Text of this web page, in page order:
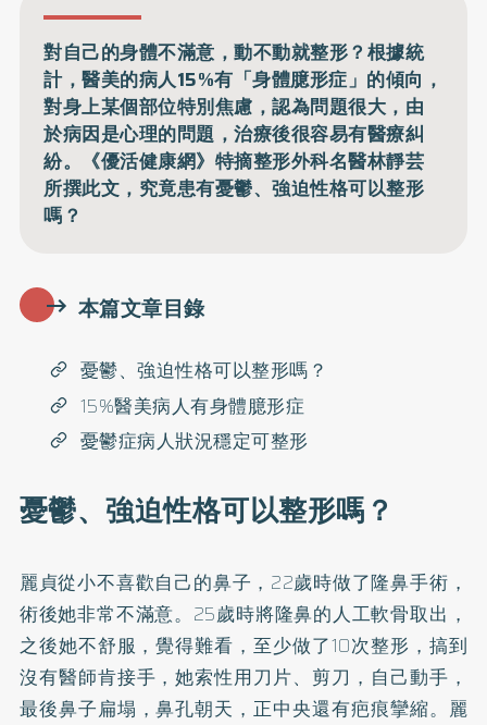
對自己的身體不滿意，動不動就整形？根據統
計，醫美的病人15%有「身體臆形症」的傾向，
對身上某個部位特別焦慮，認為問題很大，由
於病因是心理的問題，治療後很容易有醫療糾
紛。《優活健康網》特摘整形外科名醫林靜芸
所撰此文，究竟患有憂鬱、強迫性格可以整形
嗎？
本篇文章目錄
憂鬱、強迫性格可以整形嗎？
15%醫美病人有身體臆形症
憂鬱症病人狀況穩定可整形
憂鬱、強迫性格可以整形嗎？
麗貞從小不喜歡自己的鼻子，22歲時做了隆鼻手術，
術後她非常不滿意。25歲時將隆鼻的人工軟骨取出，
之後她不舒服，覺得難看，至少做了10次整形，搞到
沒有醫師肯接手，她索性用刀片、剪刀，自己動手，
最後鼻子扁塌，鼻孔朝天，正中央還有疤痕攣縮。麗